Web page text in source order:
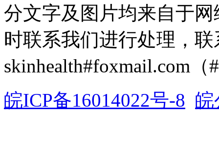
分文字及图片均来自于
时联系我们进行处理，
skinhealth#foxmail.com（
皖ICP备16014022号-8 皖